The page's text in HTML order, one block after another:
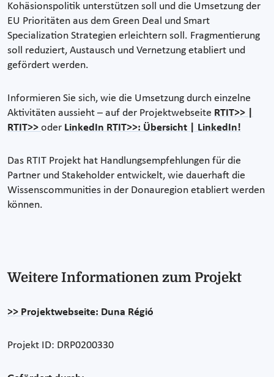
Kohäsionspolitik unterstützen soll und die Umsetzung der
EU Prioritäten aus dem Green Deal und Smart
Specialization Strategien erleichtern soll. Fragmentierung
soll reduziert, Austausch und Vernetzung etabliert und
gefördert werden.
Informieren Sie sich, wie die Umsetzung durch einzelne
Aktivitäten aussieht – auf der Projektwebseite RTIT>> |
RTIT>> oder LinkedIn RTIT>>: Übersicht | LinkedIn!
Das RTIT Projekt hat Handlungsempfehlungen für die
Partner und Stakeholder entwickelt, wie dauerhaft die
Wissenscommunities in der Donauregion etabliert werden
können.
Weitere Informationen zum Projekt
>> Projektwebseite: Duna Régió
Projekt ID: DRP0200330